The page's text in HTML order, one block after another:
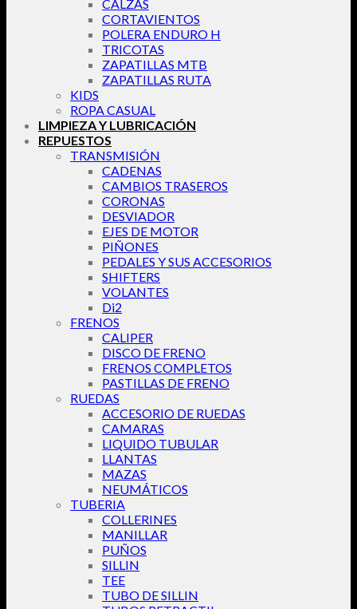
CALZAS
CORTAVIENTOS
POLERA ENDURO H
TRICOTAS
ZAPATILLAS MTB
ZAPATILLAS RUTA
KIDS
ROPA CASUAL
LIMPIEZA Y LUBRICACIÓN
REPUESTOS
TRANSMISIÓN
CADENAS
CAMBIOS TRASEROS
CORONAS
DESVIADOR
EJES DE MOTOR
PIÑONES
PEDALES Y SUS ACCESORIOS
SHIFTERS
VOLANTES
Di2
FRENOS
CALIPER
DISCO DE FRENO
FRENOS COMPLETOS
PASTILLAS DE FRENO
RUEDAS
ACCESORIO DE RUEDAS
CAMARAS
LIQUIDO TUBULAR
LLANTAS
MAZAS
NEUMÁTICOS
TUBERIA
COLLERINES
MANILLAR
PUÑOS
SILLIN
TEE
TUBO DE SILLIN